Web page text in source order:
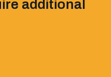
additional